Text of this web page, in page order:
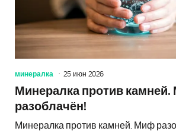
минералка 25 июн 2026
Минералка против
разоблачён!
Минералка против камней. Миф